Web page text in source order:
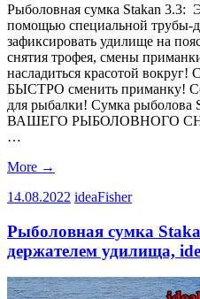
Рыболовная сумка Stakan
помощью специальной трубы-
зафиксировать удилище на
снятия трофея, смены
насладиться красотой
БЫСТРО сменить приманку!
для рыбалки! Сумка
ВАШЕГО РЫБОЛОВНОГО
…
More →
14.08.2022 ideaFisher
Рыболовная сумка
держателем удилища,